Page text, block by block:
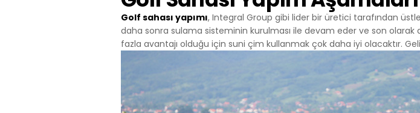
Golf sahası yapımı, Integral Group gibi lider bir üretici tarafından
daha sonra sulama sisteminin kurulması ile devam eder ve son
fazla avantajı olduğu için suni çim kullanmak çok daha iyi olacaktır.
durumunda, cihazınızda İnternet Sitemiz
olmadığı kontrol edilir ve var ise, sizin siteyi daha
iletilecek içerik bu doğrultuda belirlenir ve
3.3.Zorunlu/Teknik Çerezler
Ziyaret ettiğiniz internet sitesinin düzgün şekilde
Bu tür çerezlerin amacı, sitenin çalışmasını
Örneğin, internet sitesinin güvenli bölümlerine
üzerinde gezinti yapabilmeye olanak verir.